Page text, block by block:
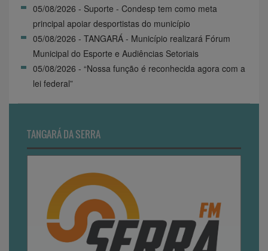
05/08/2026 - Suporte - Condesp tem como meta
principal apoiar desportistas do município
05/08/2026 - TANGARÁ - Município realizará Fórum
Municipal do Esporte e Audiências Setoriais
05/08/2026 - “Nossa função é reconhecida agora com a
lei federal”
TANGARÁ DA SERRA